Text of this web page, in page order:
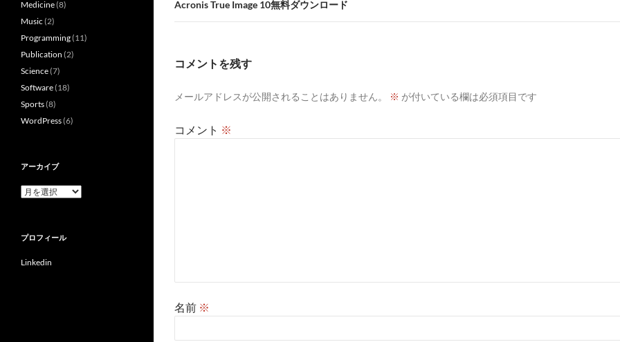
ビ
ゲ
ョ
ン
Acronis True Image 10無料ダウンロード
コメントを残す
メールアドレスが公開されることはありません。 ※ が付いている欄は必須項目です
コメント ※
名前 ※
Medicine(8)
Music (2)
Programming(11)
Publication (2)
Science(7)
Software(18)
Sports(8)
WordPress(6)
アーカイブ
ア
ブ
プロフィール
Linkedin